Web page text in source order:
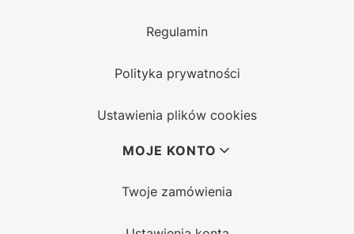
Regulamin
Polityka prywatności
Ustawienia plików cookies
MOJE KONTO
Twoje zamówienia